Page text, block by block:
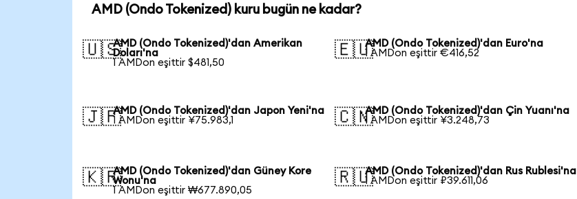
AMD (Ondo Tokenized) kuru bugün ne kadar?
🇺🇸AMD (Ondo Tokenized)'dan Amerikan
Doları'na
1 AMDon eşittir $481,50
🇪🇺AMD (Ondo Tokenized)'dan Euro'na
1 AMDon eşittir €416,52
🇯🇵AMD (Ondo Tokenized)'dan Japon Yeni'na
1 AMDon eşittir ¥75.983,1
🇨🇳AMD (Ondo Tokenized)'dan Çin Yuanı'na
1 AMDon eşittir ¥3.248,73
🇰🇷AMD (Ondo Tokenized)'dan Güney Kore
Wonu'na
1 AMDon eşittir ₩677.890,05
🇷🇺AMD (Ondo Tokenized)'dan Rus Rublesi'na
1 AMDon eşittir ₽39.611,06